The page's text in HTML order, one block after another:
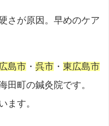
さが原因。早めのケア
広島市 ・ 呉市 ・ 東広島市
田町の鍼灸院です。
ます。